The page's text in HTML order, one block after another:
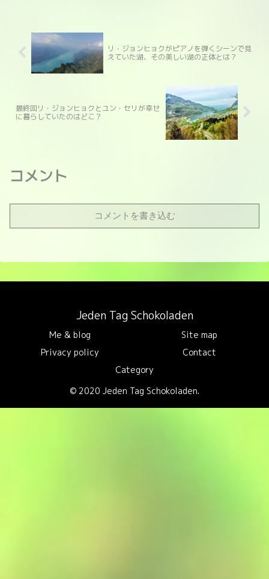
リ・ジョンヒョクがピアノを弾くシーンで見
えていた湖、その美しい湖の正体とは？
最終回リ・ジョンヒョクとユン・セリが幸せ
に暮らしていたのはどこ？
コメント
コメントを書き込む
Jeden Tag Schokoladen
Me & blog
Site map
Privacy policy
Contact
Category
© 2020 Jeden Tag Schokoladen.